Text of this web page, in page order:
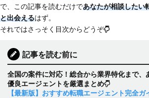
で、この記事を読むだけであなたが相談したい
と出会えるはず。
それではさっそく目次からどうぞ
記事を読む前に
全国の案件に対応！総合から業界特化まで、
優良エージェントを厳選まとめ
【最新版】おすすめ転職エージェント完全ガ